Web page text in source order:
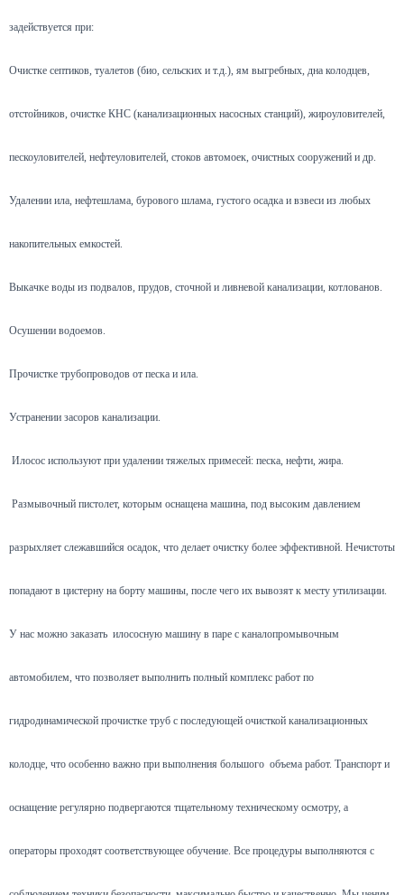
задействуется при:
Очистке септиков, туалетов (био, сельских и т.д.), ям выгребных, дна колодцев,
отстойников, очистке КНС (канализационных насосных станций), жироуловителей,
пескоуловителей, нефтеуловителей, стоков автомоек, очистных сооружений и др.
Удалении ила, нефтешлама, бурового шлама, густого осадка и взвеси из любых
накопительных емкостей.
Выкачке воды из подвалов, прудов, сточной и ливневой канализации, котлованов.
Осушении водоемов.
Прочистке трубопроводов от песка и ила.
Устранении засоров канализации.
Илосос используют при удалении тяжелых примесей: песка, нефти, жира.
Размывочный пистолет, которым оснащена машина, под высоким давлением
разрыхляет слежавшийся осадок, что делает очистку более эффективной. Нечистоты
попадают в цистерну на борту машины, после чего их вывозят к месту утилизации.
У нас можно заказать илососную машину в паре с каналопромывочным
автомобилем, что позволяет выполнить полный комплекс работ по
гидродинамической прочистке труб с последующей очисткой канализационных
колодце, что особенно важно при выполнения большого объема работ. Транспорт и
оснащение регулярно подвергаются тщательному техническому осмотру, а
операторы проходят соответствующее обучение. Все процедуры выполняются с